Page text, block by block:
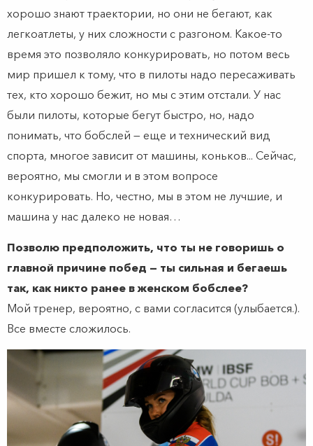
хорошо знают траектории, но они не бегают, как
легкоатлеты, у них сложности с разгоном. Какое-то
время это позволяло конкурировать, но потом весь
мир пришел к тому, что в пилоты надо пересаживать
тех, кто хорошо бежит, но мы с этим отстали. У нас
были пилоты, которые бегут быстро, но, надо
понимать, что бобслей — еще и технический вид
спорта, многое зависит от машины, коньков... Сейчас,
вероятно, мы смогли и в этом вопросе
конкурировать. Но, честно, мы в этом не лучшие, и
машина у нас далеко не новая…
Позволю предположить, что ты не говоришь о
главной причине побед — ты сильная и бегаешь
так, как никто ранее в женском бобслее?
Мой тренер, вероятно, с вами согласится (улыбается.).
Все вместе сложилось.